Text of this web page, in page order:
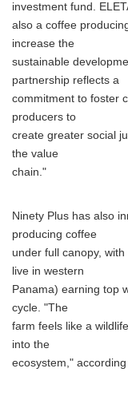
investment fund.
also a coffee
increase the
sustainable
partnership reflects a
commitment to foster
producers to
create greater social
the value
chain."
Ninety Plus has also
producing coffee
under full canopy,
live in western
Panama) earning top
cycle. "The
farm feels like a
into the
ecosystem,"